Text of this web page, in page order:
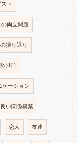
ト
の両立問題
振り返り
の1日
ケーション
い関係構築
恋人 友達